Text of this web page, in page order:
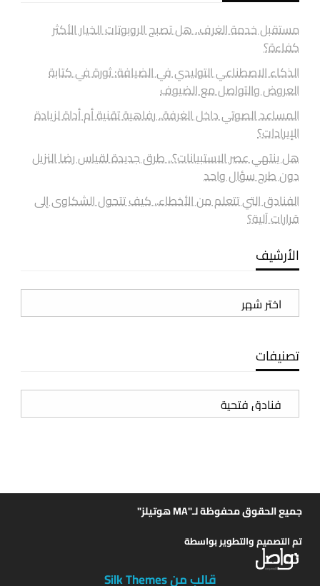
مستقبل خدمة الغرف.. هل تصبح الروبوتات الخيار الأكثر
كفاءة؟
الذكاء الاصطناعي التوليدي في الضيافة: ثورة في كتابة
العروض والتواصل مع الضيوف
المساعد الصوتي داخل الغرفة.. رفاهية تقنية أم أداة لزيادة
الإيرادات؟
هل ينتهي عصر الاستبيانات؟.. طرق جديدة لقياس رضا النزيل
دون طرح سؤال واحد
الفنادق التي تتعلم من الأخطاء.. كيف تتحول الشكاوى إلى
قرارات آلية؟
الأرشيف
الأرشيف
تصنيفات
تصنيفات
جميع الحقوق محفوظة لـ"MA هوتيلز"
تم التصميم والتطوير بواسطة
قالب من Silk Themes